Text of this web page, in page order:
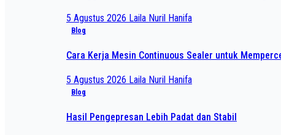
5 Agustus 2026 Laila Nuril Hanifa
Blog
Cara Kerja Mesin Continuous Sealer untuk
5 Agustus 2026 Laila Nuril Hanifa
Blog
Hasil Pengepresan Lebih Padat dan Stabil